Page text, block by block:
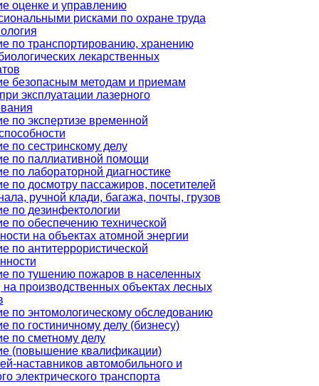
оценке и управлению
рисками по охране труда
по транспортированию, хранению
лекарственных
безопасным методам и приемам
эксплуатации лазерного
по экспертизе временной
по сестринскому делу
по паллиативной помощи
по лабораторной диагностике
по досмотру пассажиров, посетителей
ручной клади, багажа, почты, грузов
по дезинфектологии
по обеспечению технической
на объектах атомной энергии
по антитеррористической
по тушению пожаров в населенных
на производственных объектах лесных
по энтомологическому обследованию
по гостиничному делу (бизнесу)
по сметному делу
(повышение квалификации)
наставников автомобильного и
электрического транспорта